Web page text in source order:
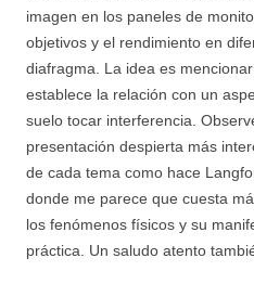
imagen en los paneles de
objetivos y el rendimiento en
diafragma. La idea es
establece la relación con un
suelo tocar interferencia.
presentación despierta más
de cada tema como hace
donde me parece que cuesta
los fenómenos físicos y su
práctica. Un saludo atento